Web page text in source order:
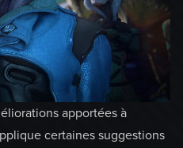
apportées à
certaines suggestions